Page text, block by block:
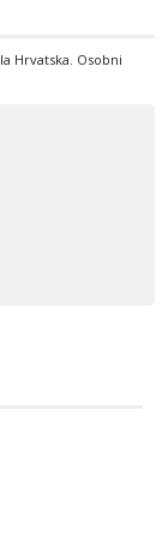
Hrvatska. Osobni